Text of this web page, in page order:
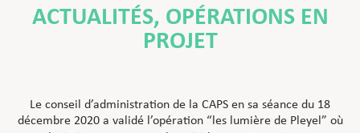
ACTUALITÉS, OPÉRATIONS EN
PROJET
Le conseil d’administration de la CAPS en sa séance du 18
décembre 2020 a validé l’opération “les lumière de Pleyel” où